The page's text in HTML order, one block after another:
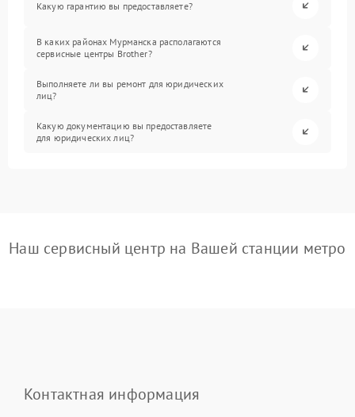
Какую гарантию вы предоставляете?
В каких районах Мурманска располагаются
сервисные центры Brother?
Выполняете ли вы ремонт для юридических
лиц?
Какую документацию вы предоставляете
для юридических лиц?
Наш сервисный центр на Вашей станции метро
Контактная информация